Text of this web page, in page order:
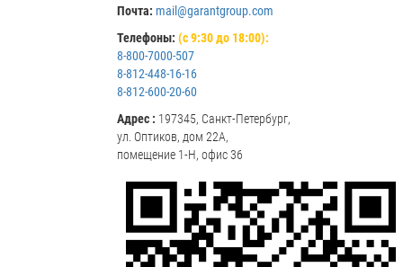
Почта: mail@garantgroup.com
Телефоны: (с 9:30 до 18:00):
8-800-7000-507
8-812-448-16-16
8-812-600-20-60
Адрес : 197345, Санкт-Петербург,
ул. Оптиков, дом 22А,
помещение 1-Н, офис 36